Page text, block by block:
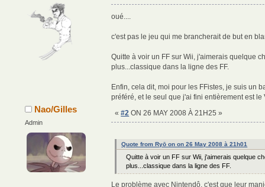
oué....
c'est pas le jeu qui me brancherait de but en
Quitte à voir un FF sur Wii, j'aimerais quelque
plus...classique dans la ligne des FF.
Enfin, cela dit, moi pour les FFistes, je suis un
préféré, et le seul que j'ai fini entièrement est le
Nao/Gilles
Admin
«#2 ON 26 MAY 2008 À 21H25 »
Quote from Ryō on on 26 May 2008 à 21h01
Quitte à voir un FF sur Wii, j'aimerais quelque
plus...classique dans la ligne des FF.
Le problème avec Nintendô, c'est que leur